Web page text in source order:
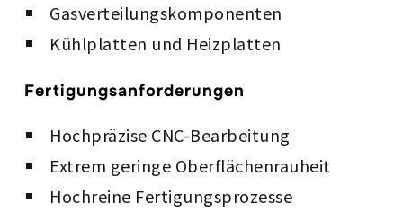
Gasverteilungskomponenten
Kühlplatten und Heizplatten
Fertigungsanforderungen
Hochpräzise CNC-Bearbeitung
Extrem geringe Oberflächenrauheit
Hochreine Fertigungsprozesse